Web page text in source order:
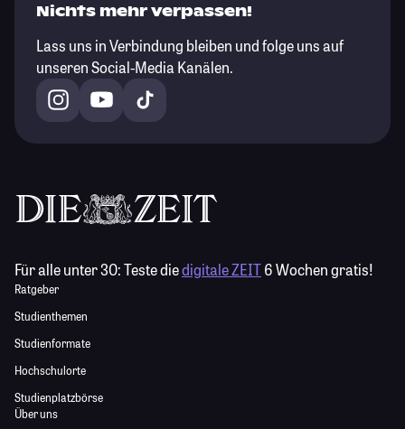
Nichts mehr verpassen!
Lass uns in Verbindung bleiben und folge uns auf
unseren Social-Media Kanälen.
Für alle unter 30:Teste diedigitale ZEIT6 Wochen gratis!
Ratgeber
Studienthemen
Studienformate
Hochschulorte
Studienplatzbörse
Über uns